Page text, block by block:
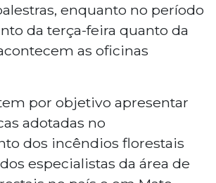
enquanto no período
da terça-feira quanto da
as oficinas
por objetivo apresentar
adotadas no
dos incêndios florestais
especialistas da área de